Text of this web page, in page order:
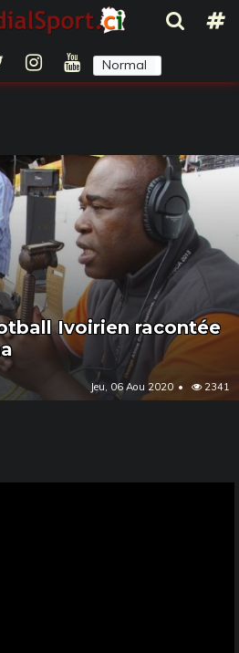
Normal
Ivoirien racontée
Jeu, 06 Aou 2020 2341